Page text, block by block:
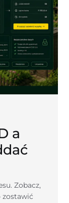
a
Zobacz,
zostawić